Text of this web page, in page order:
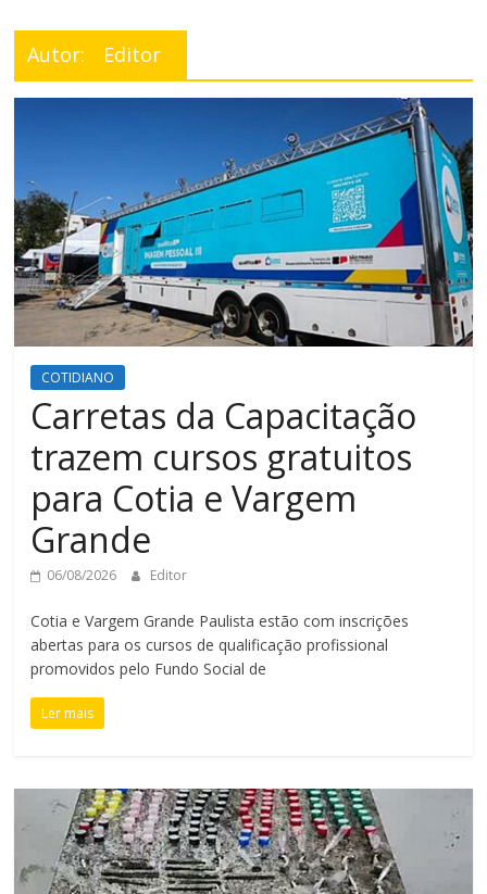
Autor: Editor
COTIDIANO
Carretas da Capacitação
trazem cursos gratuitos
para Cotia e Vargem
Grande
06/08/2026 Editor
Cotia e Vargem Grande Paulista estão com inscrições
abertas para os cursos de qualificação profissional
promovidos pelo Fundo Social de
Ler mais